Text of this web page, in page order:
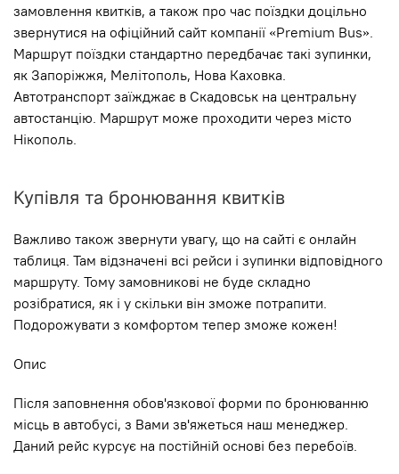
замовлення квитків, а також про час поїздки доцільно
звернутися на офіційний сайт компанії «Premium Bus».
Маршрут поїздки стандартно передбачає такі зупинки,
як Запоріжжя, Мелітополь, Нова Каховка.
Автотранспорт заїжджає в Скадовськ на центральну
автостанцію. Маршрут може проходити через місто
Нікополь.
Купівля та бронювання квитків
Важливо також звернути увагу, що на сайті є онлайн
таблиця. Там відзначені всі рейси і зупинки відповідного
маршруту. Тому замовникові не буде складно
розібратися, як і у скільки він зможе потрапити.
Подорожувати з комфортом тепер зможе кожен!
Опис
Після заповнення обов'язкової форми по бронюванню
місць в автобусі, з Вами зв'яжеться наш менеджер.
Даний рейс курсує на постійній основі без перебоїв.